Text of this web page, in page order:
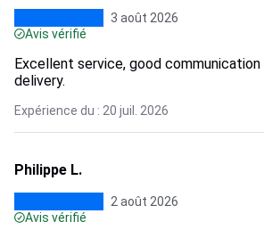
3 août 2026
Avis vérifié
Excellent service, good
delivery.
Expérience du : 20 juil. 2026
Philippe L.
2 août 2026
Avis vérifié